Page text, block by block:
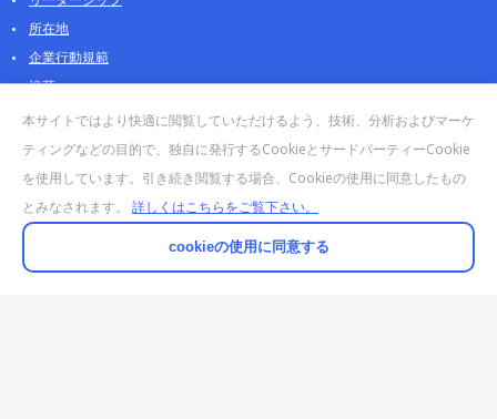
所在地
企業行動規範
沿革
採用情報
パートナー
お問合せ・販売
法人お問合せについて
AOSストア
本サイトではより快適に閲覧していただけるよう、技術、分析およびマーケ
ティングなどの目的で、独自に発行するCookieとサードパーティーCookie
を使用しています。引き続き閲覧する場合、Cookieの使用に同意したもの
とみなされます。 詳しくはこちらをご覧下さい。
cookieの使用に同意する